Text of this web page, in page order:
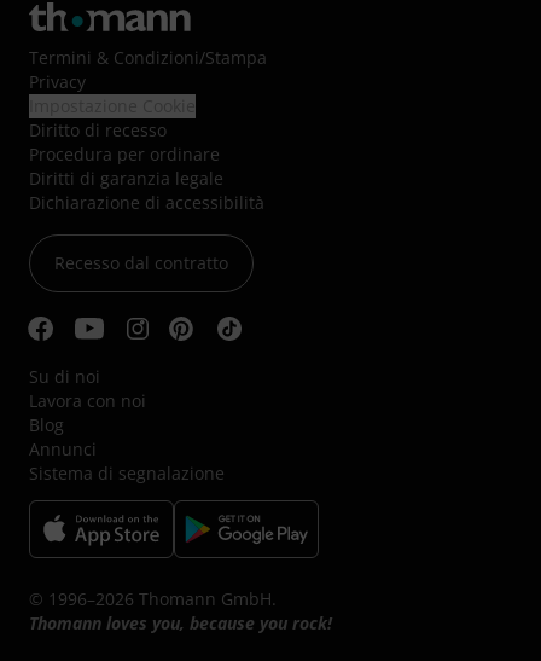
Termini & Condizioni/Stampa
Privacy
Diritto di recesso
Procedura per ordinare
Diritti di garanzia legale
Dichiarazione di accessibilità
Recesso dal contratto
Su di noi
Lavora con noi
Blog
Annunci
Sistema di segnalazione
© 1996–2026 Thomann GmbH.
Thomann loves you, because you rock!